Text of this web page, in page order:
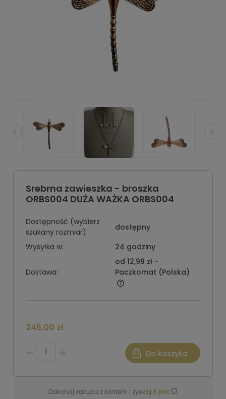
Srebrna zawieszka - broszka
ORBS004 DUŻA WAŻKA ORBS004
Dostępność (wybierz
szukany rozmiar):
dostępny
Wysyłka w:
24 godziny
Dostawa:
od 12,99 zł -
Paczkomat (Polska)
245,00 zł
Do koszyka
Dokonaj zakupu z kontem i zyskaj 8 pkt